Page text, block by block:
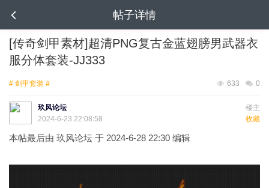
帖子详情
[传奇剑甲素材]超清PNG复古金蓝翅膀男武器衣
服分体套装-JJ333
# 剑甲套装 # 0
633
楼主
玖风论坛
收藏
2024-6-23 22:08:58
本帖最后由 玖风论坛 于 2024-6-28 22:30 编辑